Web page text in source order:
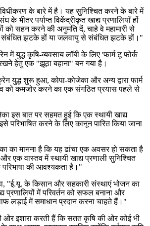
के बारे में है। यह सुनिश्चित करने के बारे में
के भीतर पर्याप्त विकेंद्रीकृत खाद्य प्रणालियाँ हों
को सहन करने की अनुमति दें, चाहे वे महामारी से
झटके हों या जलवायु से संबंधित झटके हों।"
में युद्ध कृषि-व्यवसाय लॉबी के लिए 'फार्म टू फोर्क
हेतु एक "झूठा बहाना" बन गया है।
युद्ध शुरू हुआ, कोपा-कोजेका और अन्य द्वारा फार्म
को कमजोर करने का एक संगठित प्रयास पहले से
इस बात पर सहमत हुई कि एक स्थायी खाद्य
परिभाषित करने के लिए कानून पारित किया जाना
का मानना है कि यह ढांचा एक अवसर हो सकता है
और एक वास्तव में स्थायी खाद्य प्रणाली सुनिश्चित
की आवश्यकता है।"
"ई.यू. के किसान और सहकारी संस्थाएं भोजन का
प्रणालियों में परिवर्तन को सफल बनाना और
लड़ाई में समाधान प्रदान करना चाहते हैं।"
ओर इशारा करती हैं कि सतत कृषि की ओर कोई भी